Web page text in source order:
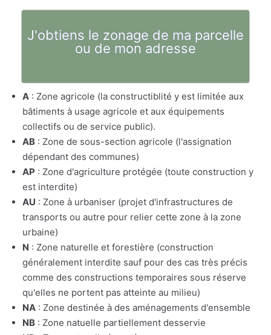
J'obtiens le zonage de ma parcelle
ou de mon adresse
A : Zone agricole (la constructiblité y est limitée aux
bâtiments à usage agricole et aux équipements
collectifs ou de service public).
AB : Zone de sous-section agricole (l'assignation
dépendant des communes)
AP : Zone d'agriculture protégée (toute construction y
est interdite)
AU : Zone à urbaniser (projet d'infrastructures de
transports ou autre pour relier cette zone à la zone
urbaine)
N : Zone naturelle et forestière (construction
généralement interdite sauf pour des cas très précis
comme des constructions temporaires sous réserve
qu'elles ne portent pas atteinte au milieu)
NA : Zone destinée à des aménagements d'ensemble
NB : Zone natuelle partiellement desservie